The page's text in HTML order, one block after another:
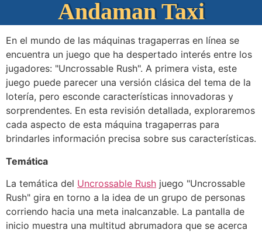
Andaman Taxi
En el mundo de las máquinas tragaperras en línea se
encuentra un juego que ha despertado interés entre los
jugadores: "Uncrossable Rush". A primera vista, este
juego puede parecer una versión clásica del tema de la
lotería, pero esconde características innovadoras y
sorprendentes. En esta revisión detallada, exploraremos
cada aspecto de esta máquina tragaperras para
brindarles información precisa sobre sus características.
Temática
La temática del Uncrossable Rush juego "Uncrossable
Rush" gira en torno a la idea de un grupo de personas
corriendo hacia una meta inalcanzable. La pantalla de
inicio muestra una multitud abrumadora que se acerca